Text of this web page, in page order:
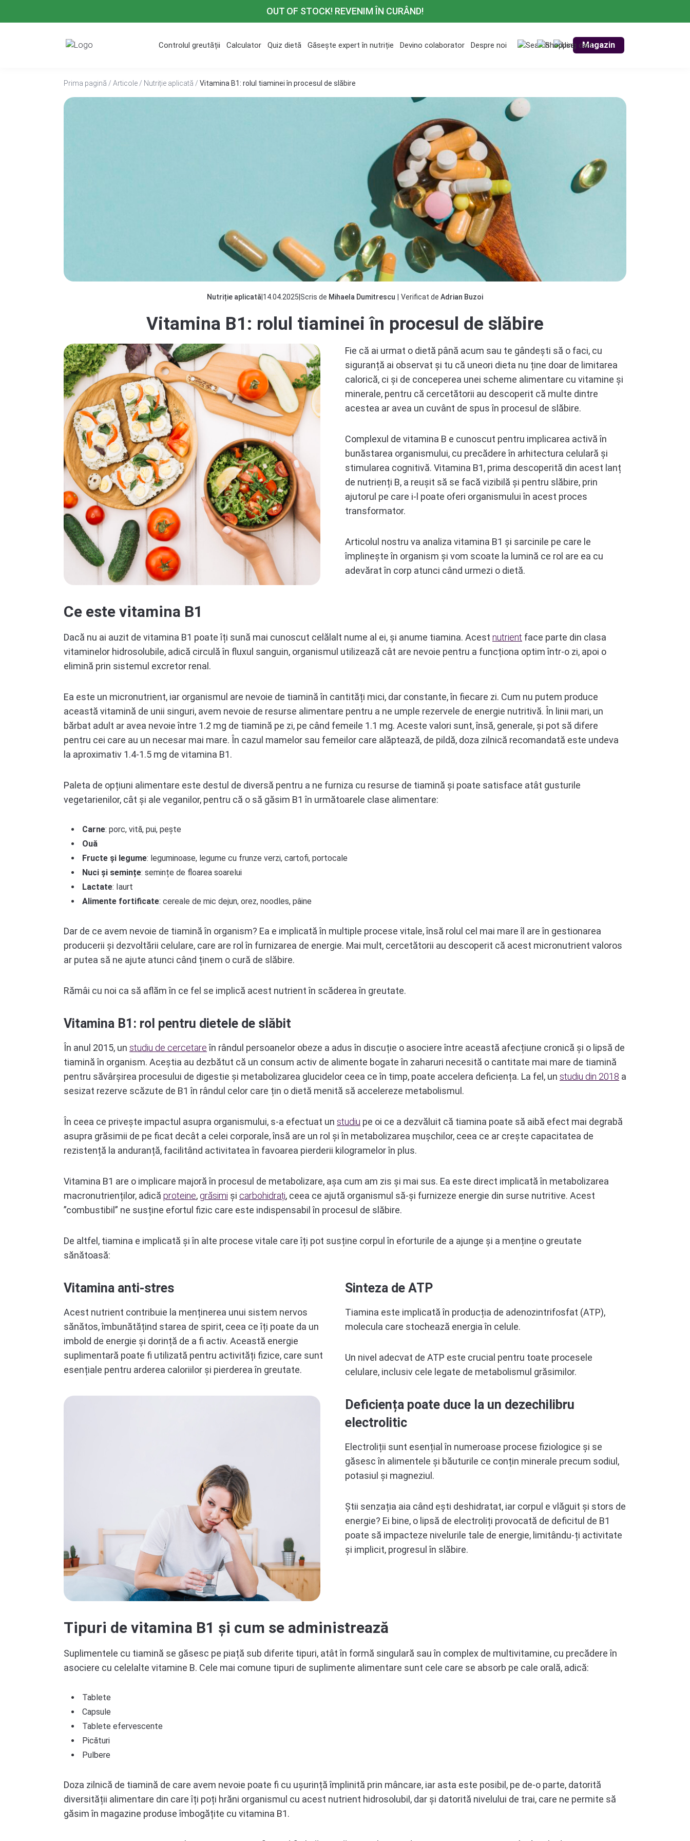
OUT OF STOCK! REVENIM ÎN CURÂND!
Controlul greutății Calculator Quiz dietă Găsește expert în nutriție Devino colaborator Despre noi Magazin
Prima pagină / Articole / Nutriție aplicată / Vitamina B1: rolul tiaminei în procesul de slăbire
Nutriție aplicată 14.04.2025 Scris de Mihaela Dumitrescu Verificat de Adrian Buzoi
Vitamina B1: rolul tiaminei în procesul de slăbire
Fie că ai urmat o dietă până acum sau te gândești să o faci, cu
siguranță ai observat și tu că uneori dieta nu ține doar de limitarea
calorică, ci și de conceperea unei scheme alimentare cu vitamine și
minerale, pentru că cercetătorii au descoperit că multe dintre
acestea ar avea un cuvânt de spus în procesul de slăbire.
Complexul de vitamina B e cunoscut pentru implicarea activă în
bunăstarea organismului, cu precădere în arhitectura celulară și
stimularea cognitivă. Vitamina B1, prima descoperită din acest lanț
de nutrienți B, a reușit să se facă vizibilă și pentru slăbire, prin
ajutorul pe care i-l poate oferi organismului în acest proces
transformator.
Articolul nostru va analiza vitamina B1 și sarcinile pe care le
împlinește în organism și vom scoate la lumină ce rol are ea cu
adevărat în corp atunci când urmezi o dietă.
Ce este vitamina B1
Dacă nu ai auzit de vitamina B1 poate îți sună mai cunoscut celălalt nume al ei, și anume tiamina. Acest nutrient face parte din clasa
vitaminelor hidrosolubile, adică circulă în fluxul sanguin, organismul utilizează cât are nevoie pentru a funcționa optim într-o zi, apoi o
elimină prin sistemul excretor renal.
Ea este un micronutrient, iar organismul are nevoie de tiamină în cantități mici, dar constante, în fiecare zi. Cum nu putem produce
această vitamină de unii singuri, avem nevoie de resurse alimentare pentru a ne umple rezervele de energie nutritivă. În linii mari, un
bărbat adult ar avea nevoie între 1.2 mg de tiamină pe zi, pe când femeile 1.1 mg. Aceste valori sunt, însă, generale, și pot să difere
pentru cei care au un necesar mai mare. În cazul mamelor sau femeilor care alăptează, de pildă, doza zilnică recomandată este undeva
la aproximativ 1.4-1.5 mg de vitamina B1.
Paleta de opțiuni alimentare este destul de diversă pentru a ne furniza cu resurse de tiamină și poate satisface atât gusturile
vegetarienilor, cât și ale veganilor, pentru că o să găsim B1 în următoarele clase alimentare:
Carne: porc, vită, pui, pește
Ouă
Fructe și legume: leguminoase, legume cu frunze verzi, cartofi, portocale
Nuci și semințe: semințe de floarea soarelui
Lactate: Iaurt
Alimente fortificate: cereale de mic dejun, orez, noodles, pâine
Dar de ce avem nevoie de tiamină în organism? Ea e implicată în multiple procese vitale, însă rolul cel mai mare îl are în gestionarea
producerii și dezvoltării celulare, care are rol în furnizarea de energie. Mai mult, cercetătorii au descoperit că acest micronutrient valoros
ar putea să ne ajute atunci când ținem o cură de slăbire.
Rămâi cu noi ca să aflăm în ce fel se implică acest nutrient în scăderea în greutate.
Vitamina B1: rol pentru dietele de slăbit
În anul 2015, un studiu de cercetareîn rândul persoanelor obeze a adus în discuție o asociere între această afecțiune cronică și o lipsă de
tiamină în organism. Aceștia au dezbătut că un consum activ de alimente bogate în zaharuri necesită o cantitate mai mare de tiamină
pentru săvârșirea procesului de digestie și metabolizarea glucidelor ceea ce în timp, poate accelera deficiența. La fel, un studiu din 2018 a
sesizat rezerve scăzute de B1 în rândul celor care țin o dietă menită să accelereze metabolismul.
În ceea ce privește impactul asupra organismului, s-a efectuat un studiu pe oi ce a dezvăluit că tiamina poate să aibă efect mai degrabă
asupra grăsimii de pe ficat decât a celei corporale, însă are un rol și în metabolizarea mușchilor, ceea ce ar crește capacitatea de
rezistență la anduranță, facilitând activitatea în favoarea pierderii kilogramelor în plus.
Vitamina B1 are o implicare majoră în procesul de metabolizare, așa cum am zis și mai sus. Ea este direct implicată în metabolizarea
macronutrienților, adică proteine, grăsimi și carbohidrați, ceea ce ajută organismul să-și furnizeze energie din surse nutritive. Acest
”combustibil” ne susține efortul fizic care este indispensabil în procesul de slăbire.
De altfel, tiamina e implicată și în alte procese vitale care îți pot susține corpul în eforturile de a ajunge și a menține o greutate
sănătoasă:
Vitamina anti-stres
Acest nutrient contribuie la menținerea unui sistem nervos
sănătos, îmbunătățind starea de spirit, ceea ce îți poate da un
imbold de energie și dorință de a fi activ. Această energie
suplimentară poate fi utilizată pentru activități fizice, care sunt
esențiale pentru arderea caloriilor și pierderea în greutate.
Sinteza de ATP
Tiamina este implicată în producția de adenozintrifosfat (ATP),
molecula care stochează energia în celule.
Un nivel adecvat de ATP este crucial pentru toate procesele
celulare, inclusiv cele legate de metabolismul grăsimilor.
Deficiența poate duce la un dezechilibru
electrolitic
Electroliții sunt esențial în numeroase procese fiziologice și se
găsesc în alimentele și băuturile ce conțin minerale precum sodiul,
potasiul și magneziul.
Știi senzația aia când ești deshidratat, iar corpul e vlăguit și stors de
energie? Ei bine, o lipsă de electroliți provocată de deficitul de B1
poate să impacteze nivelurile tale de energie, limitându-ți activitate
și implicit, progresul în slăbire.
Tipuri de vitamina B1 și cum se administrează
Suplimentele cu tiamină se găsesc pe piață sub diferite tipuri, atât în formă singulară sau în complex de multivitamine, cu precădere în
asociere cu celelalte vitamine B. Cele mai comune tipuri de suplimente alimentare sunt cele care se absorb pe cale orală, adică:
Tablete
Capsule
Tablete efervescente
Picături
Pulbere
Doza zilnică de tiamină de care avem nevoie poate fi cu ușurință împlinită prin mâncare, iar asta este posibil, pe de-o parte, datorită
diversității alimentare din care îți poți hrăni organismul cu acest nutrient hidrosolubil, dar și datorită nivelului de trai, care ne permite să
găsim în magazine produse îmbogățite cu vitamina B1.